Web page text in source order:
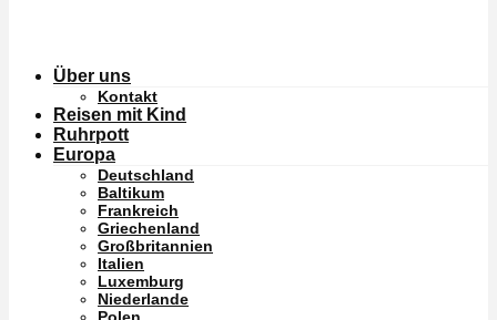
Über uns
Kontakt
Reisen mit Kind
Ruhrpott
Europa
Deutschland
Baltikum
Frankreich
Griechenland
Großbritannien
Italien
Luxemburg
Niederlande